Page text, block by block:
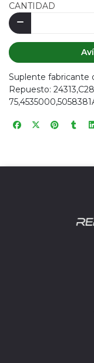
CANTIDAD
Suplente fabricante
Repuesto: